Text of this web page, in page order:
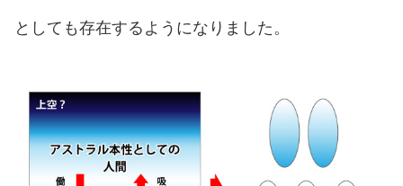
としても存在するようになりました。